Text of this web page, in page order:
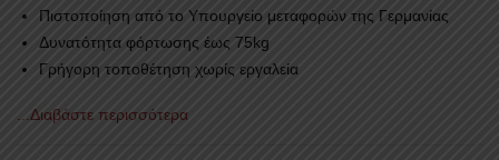
Πιστοποίηση από το Υπουργείο μεταφορών της Γερμανίας
Δυνατότητα φόρτωσης έως 75kg
Γρήγορη τοποθέτηση χωρίς εργαλεία
...Διαβάστε περισσότερα